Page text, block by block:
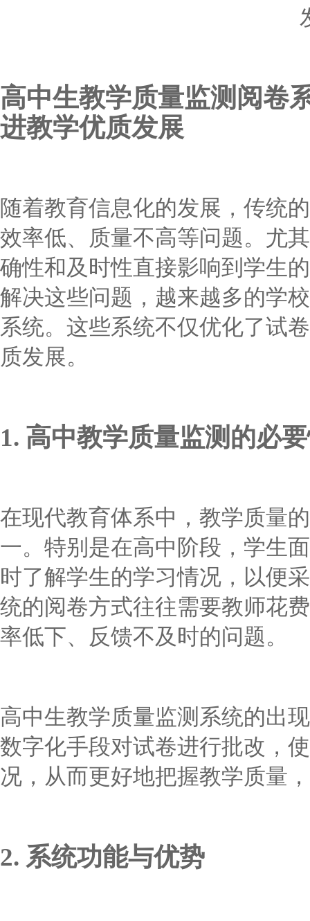
高中生教学质量监测阅卷
进教学优质发展
随着教育信息化的发展，传统
效率低、质量不高等问题。尤
确性和及时性直接影响到学生
解决这些问题，越来越多的学
系统。这些系统不仅优化了试
质发展。
1. 高中教学质量监测的必
在现代教育体系中，教学质量
一。特别是在高中阶段，学生
时了解学生的学习情况，以便
统的阅卷方式往往需要教师花
率低下、反馈不及时的问题。
高中生教学质量监测系统的出
数字化手段对试卷进行批改，
况，从而更好地把握教学质量
2. 系统功能与优势